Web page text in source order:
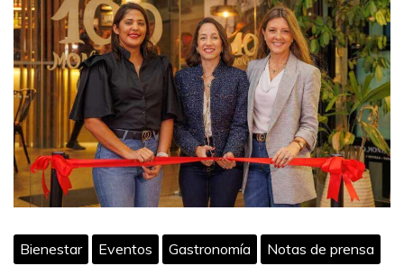
Bienestar Eventos Gastronomía Notas de prensa